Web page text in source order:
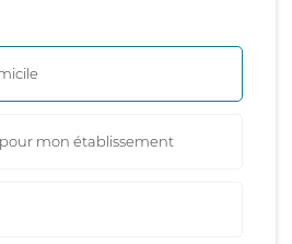
mon établissement